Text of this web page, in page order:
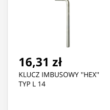
16,31 zł
KLUCZ IMBUSOWY ''HEX''
TYP L 14